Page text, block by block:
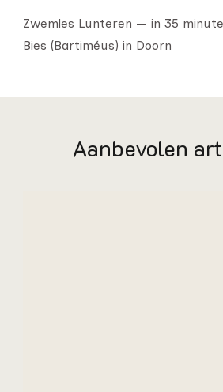
Zwemles Lunteren — in 35
Bies (Bartiméus) in Doorn
Aanbevolen